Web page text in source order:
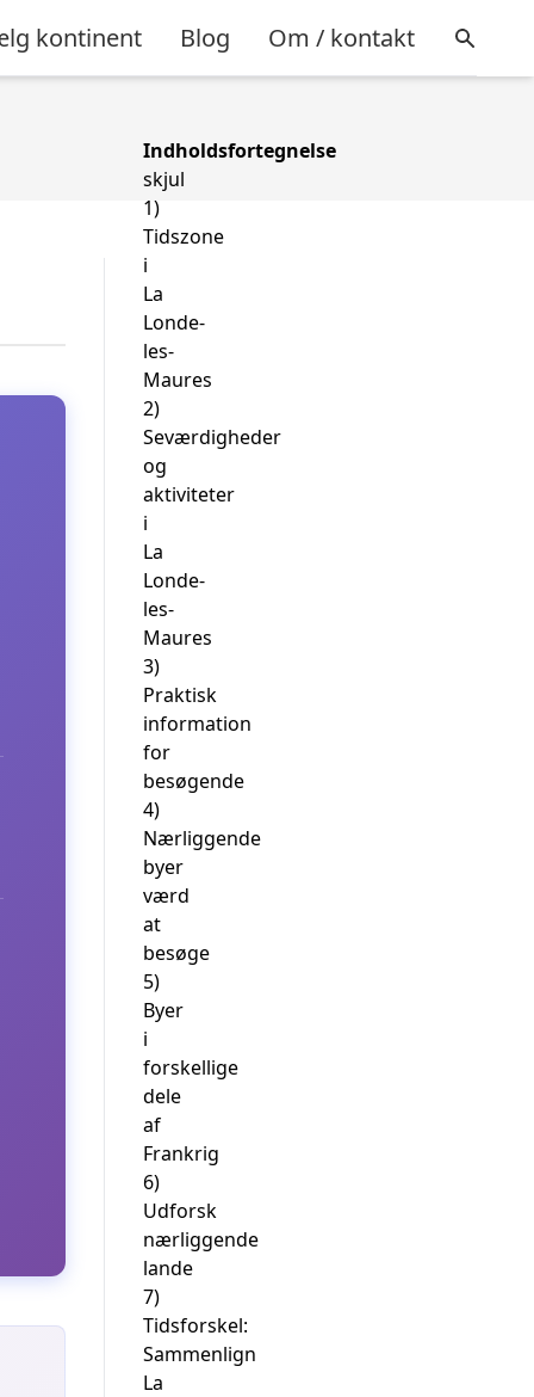
kontinent Blog Om / kontakt
Indholdsfortegnelse
skjul
1)
Tidszone
i
La
Londe-
les-
Maures
2)
Seværdigheder
og
aktiviteter
i
La
Londe-
les-
Maures
3)
Praktisk
information
for
besøgende
4)
Nærliggende
byer
værd
at
besøge
5)
Byer
i
forskellige
dele
af
Frankrig
6)
Udforsk
nærliggende
lande
7)
Tidsforskel:
Sammenlign
La